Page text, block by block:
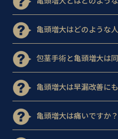
亀頭増大はどのような
包茎手術と亀頭増大は
亀頭増大は早漏改善に
亀頭増大は痛いですか？